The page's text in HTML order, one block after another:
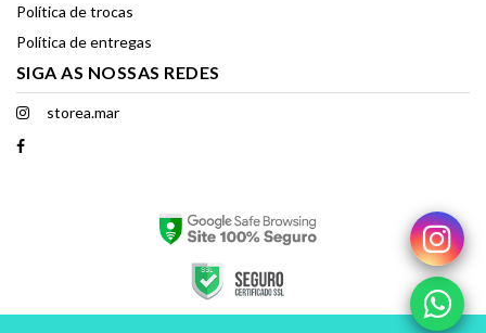
Política de trocas
Política de entregas
SIGA AS NOSSAS REDES
storea.mar